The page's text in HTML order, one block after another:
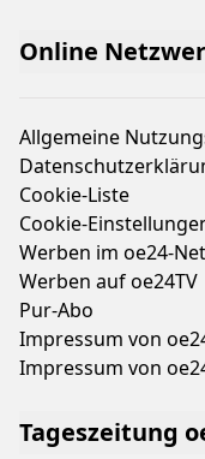
Online
Allgemeine
Cookie-Liste
Cookie-
Werben im oe24-
Werben auf oe24TV
Pur-Abo
Impressum von
Impressum von
Tageszeitung